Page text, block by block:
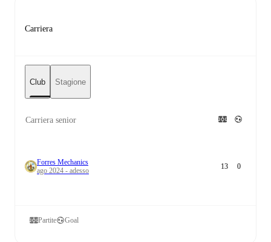
Carriera
Club Stagione
Carriera senior
Forres Mechanics
ago 2024 - adesso
13 0
Partite Goal